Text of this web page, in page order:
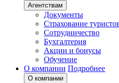
Агентствам
Документы
Страхование
Сотрудничество
Бухгалтерия
Акции и бонусы
Обучение
О компании Подробнее
О компании